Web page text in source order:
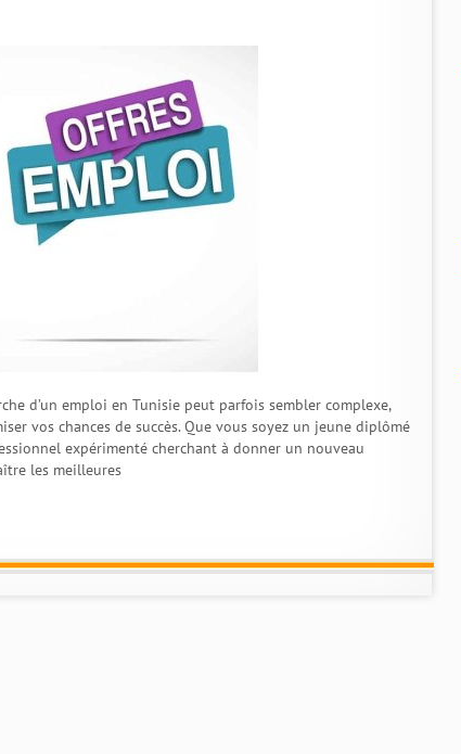
d’un emploi en Tunisie peut parfois sembler complexe,
vos chances de succès. Que vous soyez un jeune diplômé
expérimenté cherchant à donner un nouveau
les meilleures